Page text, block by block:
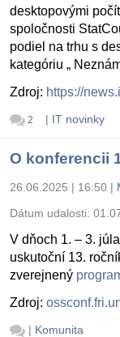
desktopovými
spoločnosti
podiel na trhu s
kategóriu „
Zdroj: https://
2 | IT novinky
O konferencii
26.06.2025 | 16:50 |
Dátum udalosti:
V dňoch 1. – 3.
uskutoční 13.
zverejnený
Zdroj:
| Komunita